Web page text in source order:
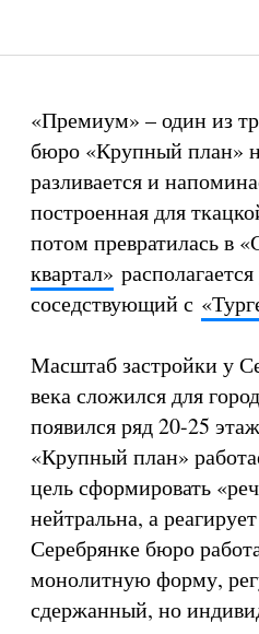
«Премиум» – один из
бюро «Крупный план»
разливается и
построенная для
потом превратилась в
квартал»
соседствующий с
Масштаб застройки у
века сложился для
появился ряд 20-25
«Крупный план»
цель сформировать
нейтральна, а
Серебрянке бюро
монолитную форму,
сдержанный, но